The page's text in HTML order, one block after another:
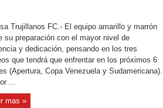
Trujillanos FC.- El equipo amarillo y marrón
su preparación con el mayor nivel de
y dedicación, pensando en los tres
que tendrá que enfrentar en los próximos 6
(Apertura, Copa Venezuela y Sudamericana).
...
mas »